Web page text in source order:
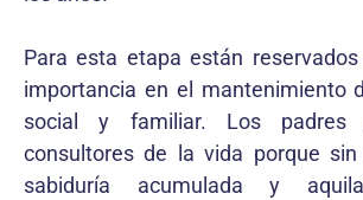
Para esta etapa están
importancia en el mantenimiento
social y familiar. Los
consultores de la vida porque sin
sabiduría acumulada y